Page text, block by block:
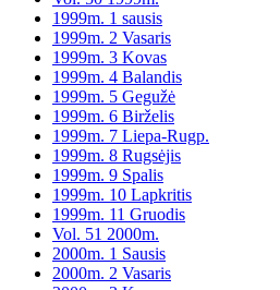
1999m. 1 sausis
1999m. 2 Vasaris
1999m. 3 Kovas
1999m. 4 Balandis
1999m. 5 Gegužė
1999m. 6 Birželis
1999m. 7 Liepa-Rugp.
1999m. 8 Rugsėjis
1999m. 9 Spalis
1999m. 10 Lapkritis
1999m. 11 Gruodis
Vol. 51 2000m.
2000m. 1 Sausis
2000m. 2 Vasaris